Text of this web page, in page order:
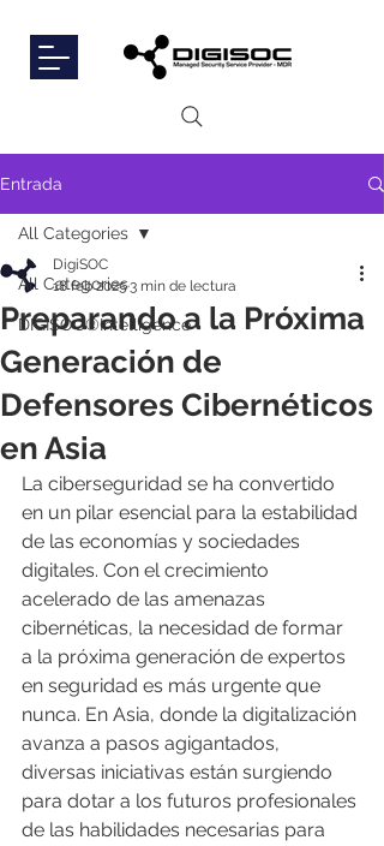
Entrada
All Categories
DIGISOC®Intelligence
All Categories
Preparando a la Próxima
Generación de
Defensores Cibernéticos
en Asia
DigiSOC
18 feb 20253 min de lectura
La ciberseguridad se ha convertido
en un pilar esencial para la estabilidad
de las economías y sociedades
digitales. Con el crecimiento
acelerado de las amenazas
cibernéticas, la necesidad de formar
a la próxima generación de expertos
en seguridad es más urgente que
nunca. En Asia, donde la digitalización
avanza a pasos agigantados,
diversas iniciativas están surgiendo
para dotar a los futuros profesionales
de las habilidades necesarias para